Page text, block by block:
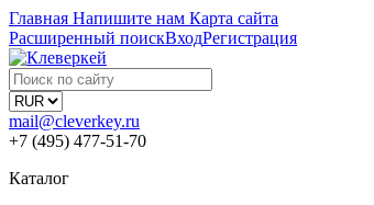
Главная Напишите нам Карта сайта
Расширенный поискВходРегистрация
mail@cleverkey.ru
+7 (495) 477-51-70
Каталог